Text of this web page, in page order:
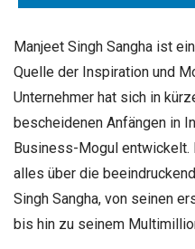
Manjeet Singh Sangha ist
Quelle der Inspiration und
Unternehmer hat sich in
bescheidenen Anfängen in
Business-Mogul entwickelt.
alles über die
Singh Sangha, von seinen
bis hin zu seinem